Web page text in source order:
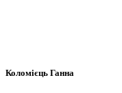
Коломієць Ганна